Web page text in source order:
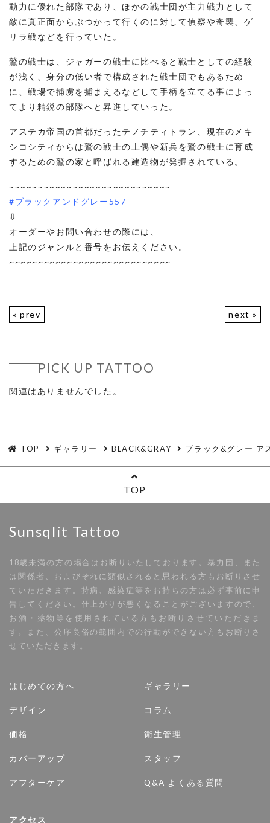
動力に優れた部隊であり、ほかの戦士団が主力戦力として
敵に真正面からぶつかって行くのに対して偵察や奇襲、ゲ
リラ戦などを行っていた。
鷲の戦士は、ジャガーの戦士に比べると戦士としての経験
が浅く、身分の低い者で構成された戦士団でもあるため
に、戦場で捕虜を捕まえるなどして手柄を立てる事によっ
てより精鋭の部隊へと昇進していった。
アステカ帝国の首都だったテノチティトラン、現在のメキ
シコシティからは鷲の戦士の土偶や新兵を鷲の戦士に育成
するための鷲の家と呼ばれる建造物が発掘されている。
~~~~~~~~~~~~~~~~~~~~~~~~~~~~
#ブラックアンドグレー557
⇩
オーダーやお問い合わせの際には、
上記のジャンルと番号をお伝えください。
~~~~~~~~~~~~~~~~~~~~~~~~~~~~
« prev next »
PICK UP TATTOO
関連はありませんでした。
TOP ギャラリー BLACK&GRAY ブラック&グレー
TOP
Sunsqlit Tattoo
18歳未満の方の場合はお断りいたしております。暴力団、また
は関係者、およびそれに類似されると思われる方もお断りさせ
ていただきます。持病、感染症等をお持ちの方は必ず事前に申
告してください。仕上がりが悪くなることがございますので、
お酒・薬物等を使用されている方もお断りさせていただきま
す。また、公序良俗の範囲内での行動ができない方もお断りさ
せていただきます。
はじめての方へ
デザイン
価格
カバーアップ
アフターケア
ギャラリー
コラム
衛生管理
スタッフ
Q&A よくある質問
アクセス